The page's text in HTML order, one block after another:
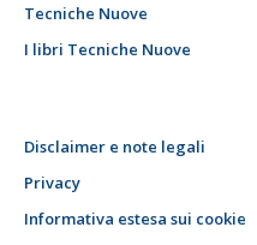
Tecniche Nuove
I libri Tecniche Nuove
Disclaimer e note legali
Privacy
Informativa estesa sui cookie